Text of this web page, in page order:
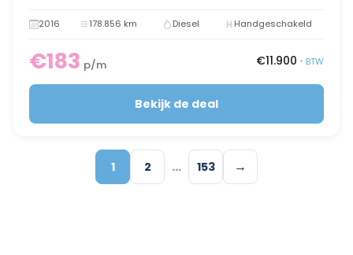
2016 178.856 km Diesel Handgeschakeld
€183 p/m €11.900 • BTW
Bekijk de deal
1 2 … 153 →